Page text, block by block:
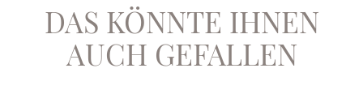
DAS KÖNNTE IHNEN
AUCH GEFALLEN